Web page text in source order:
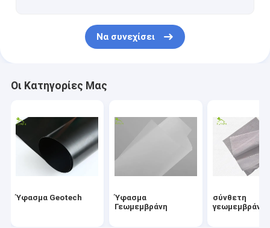
Μηχανή κατασκευής κυλίνδρων μεταφορέων
Να συνεχίσει
Οι Κατηγορίες Μας
Ύφασμα Geotech
Ύφασμα
Γεωμεμβράνη
σύνθετη
γεωμεμβράνη